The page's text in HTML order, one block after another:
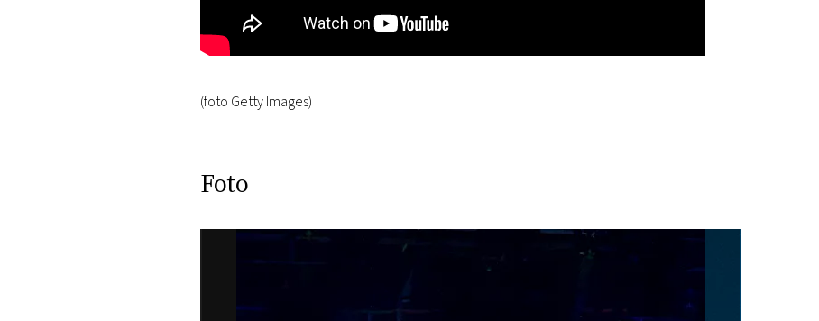
(foto Getty Images)
Foto